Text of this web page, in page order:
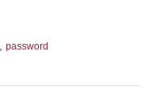
password